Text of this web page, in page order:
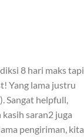
8 hari maks tapi
Yang lama justru
Sangat helpfull,
saran2 juga
pengiriman, kita